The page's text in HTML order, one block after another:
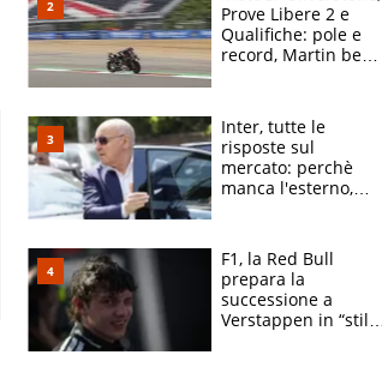
Prove Libere 2 e
Qualifiche: pole e
record, Martin beffa
Inter, tutte le
risposte sul
mercato: perchè
manca l'esterno,
vero obiettivo di
Marotta
F1, la Red Bull
prepara la
successione a
Verstappen in “stile